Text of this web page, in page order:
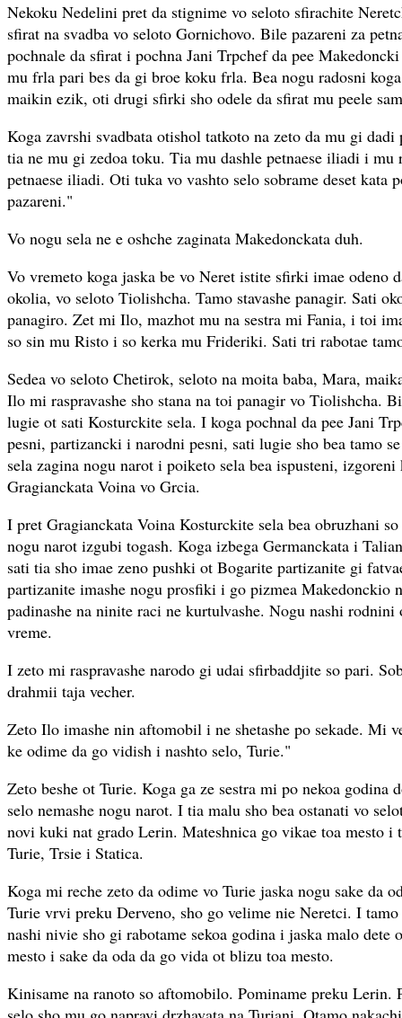
Nekoku Nedelini pret da stignime vo seloto sfirachite
sfirat na svadba vo seloto Gornichovo. Bile pazareni za
pochnale da sfirat i pochna Jani Trpchef da pee
mu frla pari bes da gi broe koku frla. Bea nogu radosni
maikin ezik, oti drugi sfirki sho odele da sfirat mu peele
Koga zavrshi svadbata otishol tatkoto na zeto da mu gi
tia ne mu gi zedoa toku. Tia mu dashle petnaese iliadi i mu
petnaese iliadi. Oti tuka vo vashto selo sobrame deset kata
pazareni."
Vo nogu sela ne e oshche zaginata Makedonckata duh.
Vo vremeto koga jaska be vo Neret istite sfirki imae odeno
okolia, vo seloto Tiolishcha. Tamo stavashe panagir. Sati
panagiro. Zet mi Ilo, mazhot mu na sestra mi Fania, i toi
so sin mu Risto i so kerka mu Frideriki. Sati tri rabotae
Sedea vo seloto Chetirok, seloto na moita baba, Mara,
Ilo mi raspravashe sho stana na toi panagir vo Tiolishcha.
lugie ot sati Kosturckite sela. I koga pochnal da pee Jani
pesni, partizancki i narodni pesni, sati lugie sho bea tamo
sela zagina nogu narot i poiketo sela bea ispusteni, izgoreni
Gragianckata Voina vo Grcia.
I pret Gragianckata Voina Kosturckite sela bea obruzhani
nogu narot izgubi togash. Koga izbega Germanckata i
sati tia sho imae zeno pushki ot Bogarite partizanite gi
partizanite imashe nogu prosfiki i go pizmea Makedonckio
padinashe na ninite raci ne kurtulvashe. Nogu nashi
vreme.
I zeto mi raspravashe narodo gi udai sfirbaddjite so pari.
drahmii taja vecher.
Zeto Ilo imashe nin aftomobil i ne shetashe po sekade. Mi
ke odime da go vidish i nashto selo, Turie."
Zeto beshe ot Turie. Koga ga ze sestra mi po nekoa godina
selo nemashe nogu narot. I tia malu sho bea ostanati vo
novi kuki nat grado Lerin. Mateshnica go vikae toa mesto i
Turie, Trsie i Statica.
Koga mi reche zeto da odime vo Turie jaska nogu sake da
Turie vrvi preku Derveno, sho go velime nie Neretci. I tamo
nashi nivie sho gi rabotame sekoa godina i jaska malo dete
mesto i sake da oda da go vida ot blizu toa mesto.
Kinisame na ranoto so aftomobilo. Pominame preku Lerin.